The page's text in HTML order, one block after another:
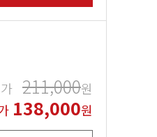
211,000원
138,000원